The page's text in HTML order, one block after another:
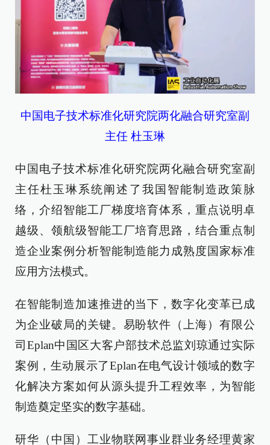
中国电子技术标准化研究院两化融合研究室副
主任 杜玉琳
中国电子技术标准化研究院两化融合研究室副
主任杜玉琳系统阐述了我国智能制造政策脉
络，介绍智能工厂梯度培育体系，重点说明卓
越级、领航级智能工厂培育思路，结合重点制
造企业案例分析智能制造能力成熟度国家标准
应用方法模式。
在智能制造加速推进的当下，数字化变革已成
为企业破局的关键。易盼软件（上海）有限公
司Eplan中国区大客户部技术总监刘琼通过实际
案例，生动展示了Eplan在电气设计领域的数字
化解决方案如何从源头提升工程效率，为智能
制造奠定坚实的数字基础。
研华（中国）工业物联网事业群业务经理黄家